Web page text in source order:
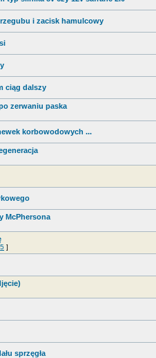
i zacisk hamulcowy
ciąg dalszy
zerwaniu paska
korbowodowych ...
McPhersona
5 ]
sprzęgła